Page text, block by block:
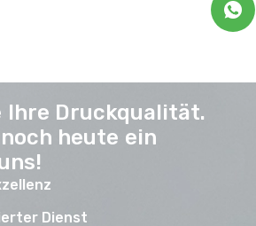
Ihre Druckqualität.
heute ein
Dienst